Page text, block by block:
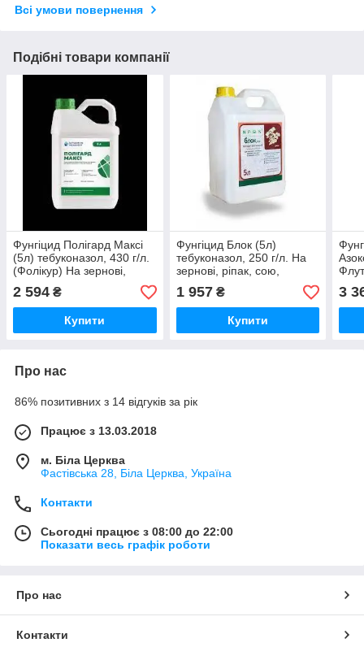
Всі умови повернення
Подібні товари компанії
Фунгіцид Полігард Максі
(5л) тебуконазол, 430 г/л.
(Фолікур) На зернові,
соняшник, сою
2 594 ₴
Купити
Фунгіцид Блок (5л)
тебуконазол, 250 г/л. На
зернові, ріпак, сою,
цукровий буряк
1 957₴
Купити
3
Про нас
86% позитивних з 14 відгуків за рік
Працює з 13.03.2018
м. Біла Церква
Фастівська 28, Біла Церква, Україна
Контакти
Сьогодні працює з 08:00 до 22:00
Показати весь графік роботи
Про нас
Контакти